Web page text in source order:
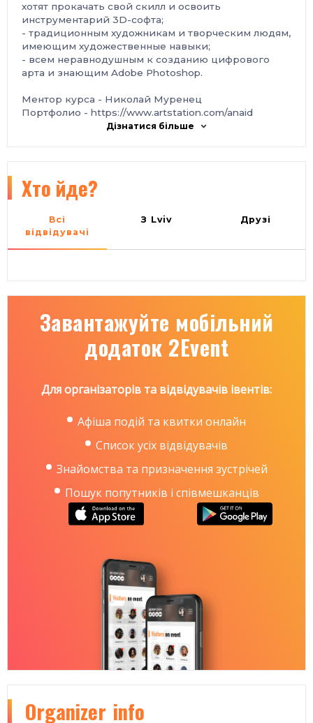
хотят прокачать свой скилл и освоить
инструментарий 3D-софта;
- традиционным художникам и творческим людям,
имеющим художественные навыки;
- всем неравнодушным к созданию цифрового
арта и знающим Adobe Photoshop.
Ментор курса - Николай Муренец
Портфолио - https://www.artstation.com/anaid
В программу курса входит - 11 лекции и 11 практик
Дізнатися більше
Хто йде?
Всі
відвідувачі
З Lviv Друзі
Завантажуйте мобільний
додаток 2Event
Для організаторів та відвідувачів івентів:
Афіша подій та квитки онлайн
Список усіх відвідувачів
Знайомства та призначення зустрічей
Пошук попутників і співмешканців
Organizer info